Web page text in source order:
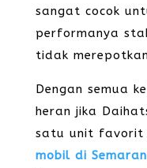
sangat cocok
performanya
tidak
Dengan semua
heran jika
satu unit favorit
mobil di